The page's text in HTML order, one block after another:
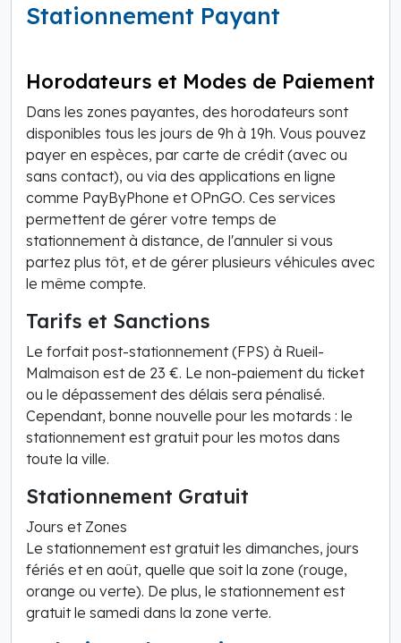
Stationnement Payant
Horodateurs et Modes de Paiement
Dans les zones payantes, des horodateurs sont
disponibles tous les jours de 9h à 19h. Vous pouvez
payer en espèces, par carte de crédit (avec ou
sans contact), ou via des applications en ligne
comme PayByPhone et OPnGO. Ces services
permettent de gérer votre temps de
stationnement à distance, de l'annuler si vous
partez plus tôt, et de gérer plusieurs véhicules avec
le même compte.
Tarifs et Sanctions
Le forfait post-stationnement (FPS) à Rueil-
Malmaison est de 23 €. Le non-paiement du ticket
ou le dépassement des délais sera pénalisé.
Cependant, bonne nouvelle pour les motards : le
stationnement est gratuit pour les motos dans
toute la ville.
Stationnement Gratuit
Jours et Zones
Le stationnement est gratuit les dimanches, jours
fériés et en août, quelle que soit la zone (rouge,
orange ou verte). De plus, le stationnement est
gratuit le samedi dans la zone verte.